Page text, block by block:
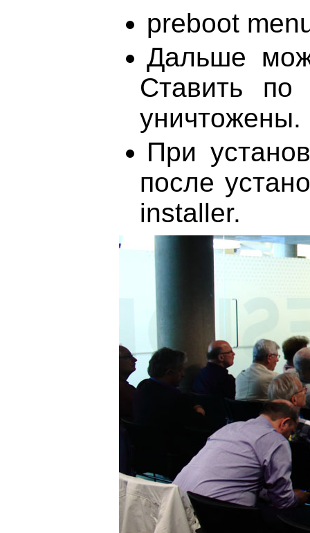
preboot
Дальше
Ставить
уничтожены.
При
после
installer.